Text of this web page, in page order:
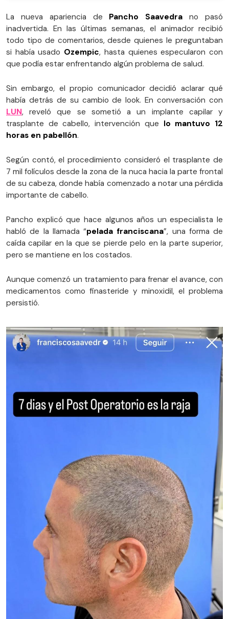
La nueva apariencia de Pancho Saavedra no pasó
inadvertida. En las últimas semanas, el animador recibió
todo tipo de comentarios, desde quienes le preguntaban
si había usado Ozempic, hasta quienes especularon con
que podía estar enfrentando algún problema de salud.
Sin embargo, el propio comunicador decidió aclarar qué
había detrás de su cambio de look. En conversación con
LUN, reveló que se sometió a un implante capilar y
trasplante de cabello, intervención que lo mantuvo 12
horas en pabellón.
Según contó, el procedimiento consideró el trasplante de
7 mil folículos desde la zona de la nuca hacia la parte frontal
de su cabeza, donde había comenzado a notar una pérdida
importante de cabello.
Pancho explicó que hace algunos años un especialista le
habló de la llamada “pelada franciscana”, una forma de
caída capilar en la que se pierde pelo en la parte superior,
pero se mantiene en los costados.
Aunque comenzó un tratamiento para frenar el avance, con
medicamentos como finasteride y minoxidil, el problema
persistió.